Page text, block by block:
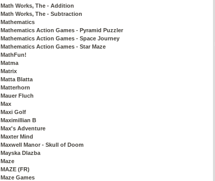
Math Works, The - Addition
Math Works, The - Subtraction
Mathematics
Mathematics Action Games - Pyramid Puzzler
Mathematics Action Games - Space Journey
Mathematics Action Games - Star Maze
MathFun!
Matma
Matrix
Matta Blatta
Matterhorn
Mauer Fluch
Max
Maxi Golf
Maximillian B
Max's Adventure
Maxter Mind
Maxwell Manor - Skull of Doom
Mayska Dlazba
Maze
MAZE (FR)
Maze Games